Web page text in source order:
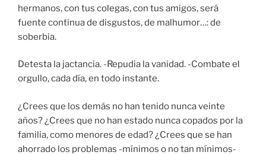
hermanos, con tus colegas, con tus amigos, será
fuente continua de disgustos, de malhumor…: de
soberbia.
Detesta la jactancia. -Repudia la vanidad. -Combate el
orgullo, cada día, en todo instante.
¿Crees que los demás no han tenido nunca veinte
años? ¿Crees que no han estado nunca copados por la
familia, como menores de edad? ¿Crees que se han
ahorrado los problemas -mínimos o no tan mínimos-